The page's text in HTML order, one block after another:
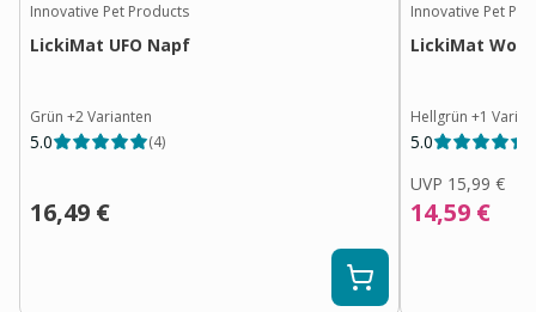
Innovative Pet Products
LickiMat UFO Napf
Grün +2Varianten
5.0 (4)
16,49 €
Innovative Pet
LickiMat
Hellgrün +1
5.0
UVP 15,99 €
14,59 €